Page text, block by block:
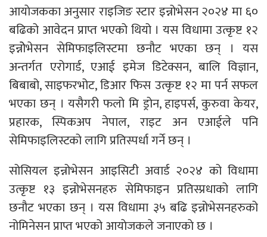
आयाेजकका अनुसार राइजिङ स्टार इन्नोभेसन २०२४ मा ६०
बढिको आवेदन प्राप्त भएको थियो । यस विधामा उत्कृष्ट १२
इन्नोेभेसन सेमिफाइलिस्टमा छनौट भएका छन् । यस
अन्तर्गत एरोगार्ड, एआई इमेज डिटेक्सन, बालि विज्ञान,
बिबाबो, साइफरभोट, डिआर फिस उत्कृष्ट १२ मा पर्न सफल
भएका छन् । यसैगरी फलो मि ड्रोन, हाइपर्स, कुरुवा केयर,
प्रहारक, स्पिकअप नेपाल, राइट अन एआईले पनि
सेमिफाइलिस्टको लागि प्रतिस्पर्धा गर्ने छन् ।
सोसियल इन्नोभेसन आइसिटी अवार्ड २०२४ को विधामा
उत्कृष्ट १३ इन्नोभेसनहरु सेमिफाइन प्रतिस्प्रधाको लागि
छनौट भएका छन् । यस विधामा ३५ बढि इन्नोभेसनहरुको
नोमिनेसन प्राप्त भएको आयाेजकले जनाएकाे छ ।